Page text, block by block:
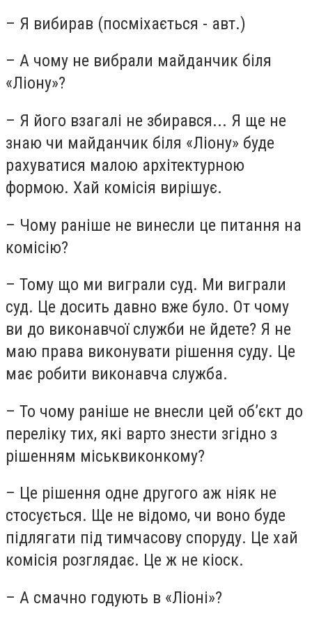
– Я вибирав (посміхається - авт.)
– А чому не вибрали майданчик біля
«Ліону»?
– Я його взагалі не збирався... Я ще не
знаю чи майданчик біля «Ліону» буде
рахуватися малою архітектурною
формою. Хай комісія вирішує.
– Чому раніше не винесли це питання на
комісію?
– Тому що ми виграли суд. Ми виграли
суд. Це досить давно вже було. От чому
ви до виконавчої служби не йдете? Я не
маю права виконувати рішення суду. Це
має робити виконавча служба.
– То чому раніше не внесли цей об’єкт до
переліку тих, які варто знести згідно з
рішенням міськвиконкому?
– Це рішення одне другого аж ніяк не
стосується. Ще не відомо, чи воно буде
підлягати під тимчасову споруду. Це хай
комісія розглядає. Це ж не кіоск.
– А смачно годують в «Ліоні»?